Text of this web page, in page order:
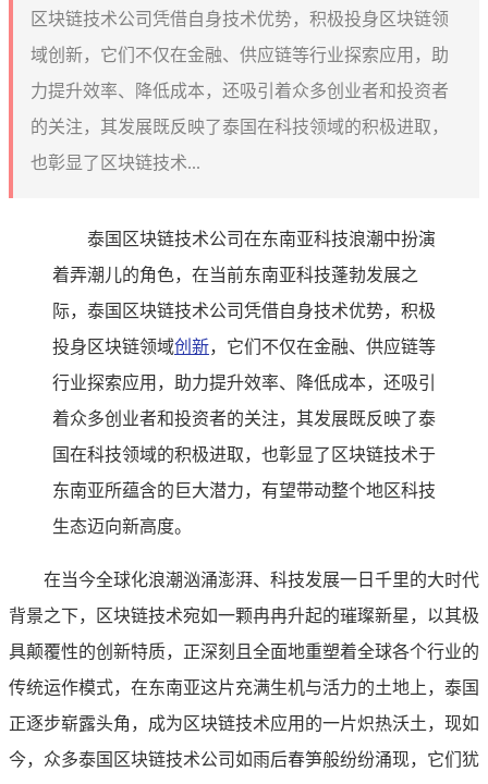
区块链技术公司凭借自身技术优势，积极投身区块链领
域创新，它们不仅在金融、供应链等行业探索应用，助
力提升效率、降低成本，还吸引着众多创业者和投资者
的关注，其发展既反映了泰国在科技领域的积极进取，
也彰显了区块链技术...
泰国区块链技术公司在东南亚科技浪潮中扮演
着弄潮儿的角色，在当前东南亚科技蓬勃发展之
际，泰国区块链技术公司凭借自身技术优势，积极
投身区块链领域创新，它们不仅在金融、供应链等
行业探索应用，助力提升效率、降低成本，还吸引
着众多创业者和投资者的关注，其发展既反映了泰
国在科技领域的积极进取，也彰显了区块链技术于
东南亚所蕴含的巨大潜力，有望带动整个地区科技
生态迈向新高度。
在当今全球化浪潮汹涌澎湃、科技发展一日千里的大时代
背景之下，区块链技术宛如一颗冉冉升起的璀璨新星，以其极
具颠覆性的创新特质，正深刻且全面地重塑着全球各个行业的
传统运作模式，在东南亚这片充满生机与活力的土地上，泰国
正逐步崭露头角，成为区块链技术应用的一片炽热沃土，现如
今，众多泰国区块链技术公司如雨后春笋般纷纷涌现，它们犹